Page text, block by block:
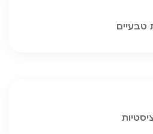
טבעיים